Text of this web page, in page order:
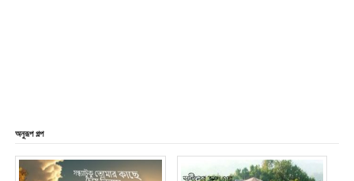
অনুরূপ গল্প